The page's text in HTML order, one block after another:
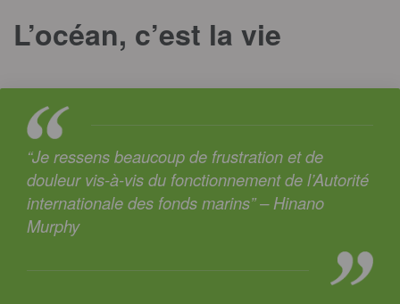
L’océan, c’est la vie
“Je ressens beaucoup de frustration et de
douleur vis-à-vis du fonctionnement de l’Autorité
internationale des fonds marins” – Hinano
Murphy